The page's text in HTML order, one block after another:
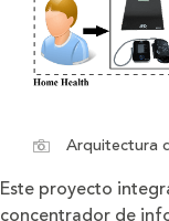
Arquitectura
Este proyecto
concentrador de